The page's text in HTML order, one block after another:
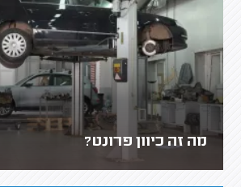
מה זה כיוון פרונט?